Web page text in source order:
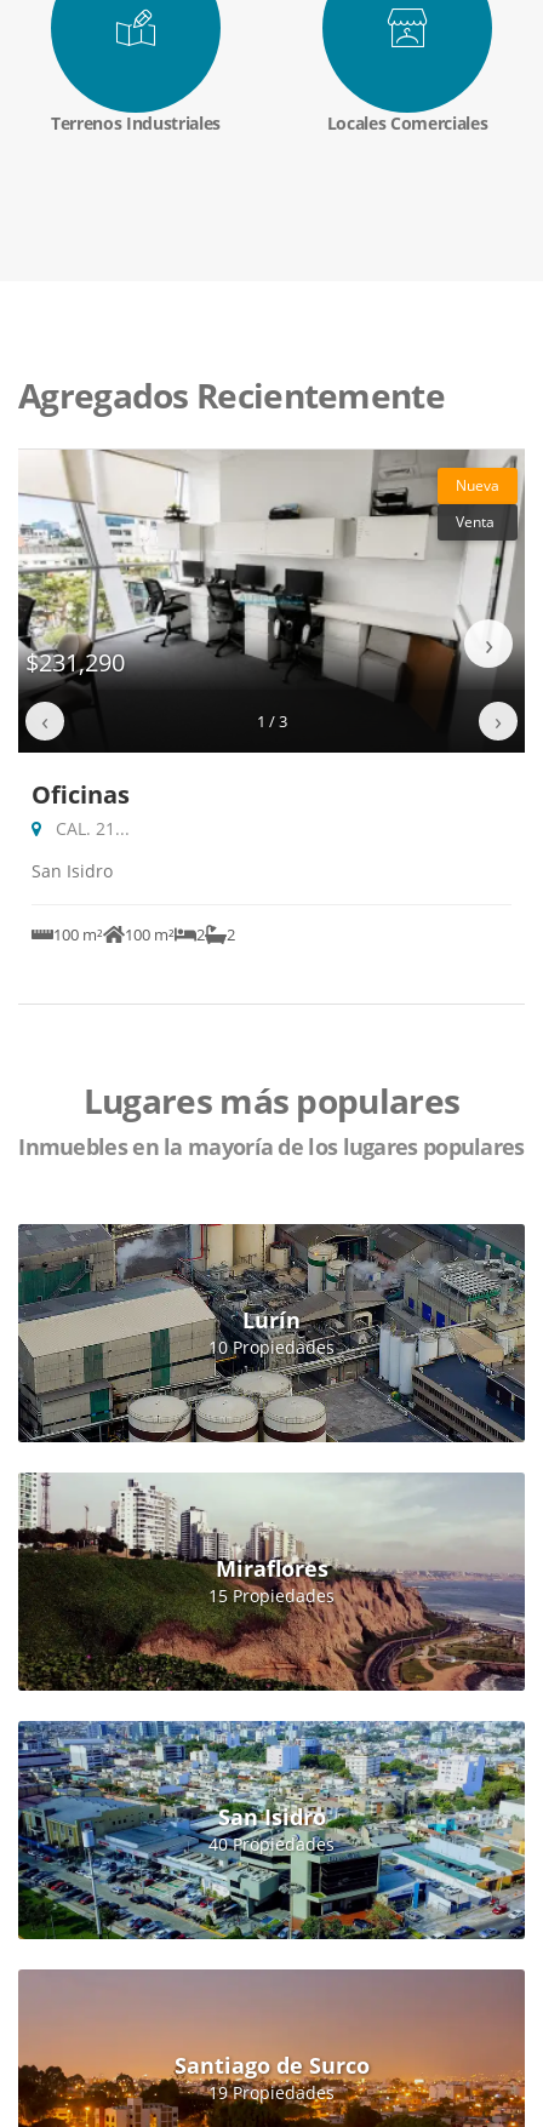
Terrenos Industriales Locales Comerciales
Agregados Recientemente
Nueva
Venta
$231,290
‹
1 / 3 ›
Oficinas
CAL. 21...
San Isidro
100 m² 100 m² 2 2
‹ ›
Lugares más populares
Inmuebles en la mayoría de los lugares populares
Lurín
10 Propiedades
Miraflores
15 Propiedades
San Isidro
40 Propiedades
Santiago de Surco
19 Propiedades